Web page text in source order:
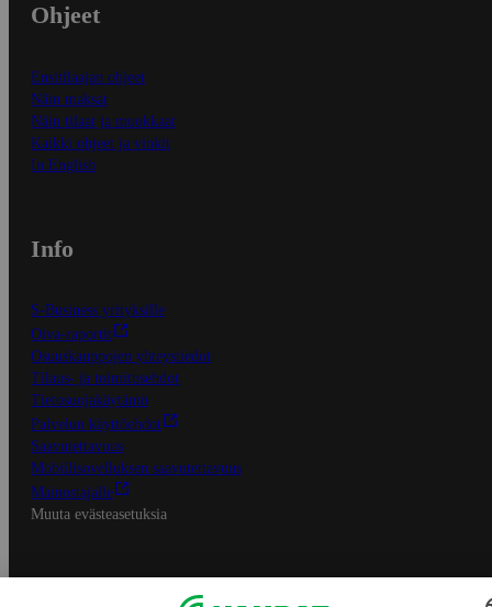
Ohjeet
Ensitilaajan ohjeet
Näin maksat
Näin tilaat ja muokkaat
Kaikki ohjeet ja vinkit
In English
Info
S-Business yrityksille
Oiva-raportit
Osuuskauppojen yhteystiedot
Tilaus- ja toimitusehdot
Tietosuojakäytäntö
Palvelun käyttöehdot
Saavutettavuus
Mobiilisovelluksen saavutettavuus
Mainostajalle
Muuta evästeasetuksia
S-ryhmän palvelut